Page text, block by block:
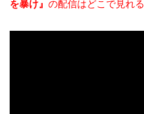
を暴け』 の配信はどこで見れる